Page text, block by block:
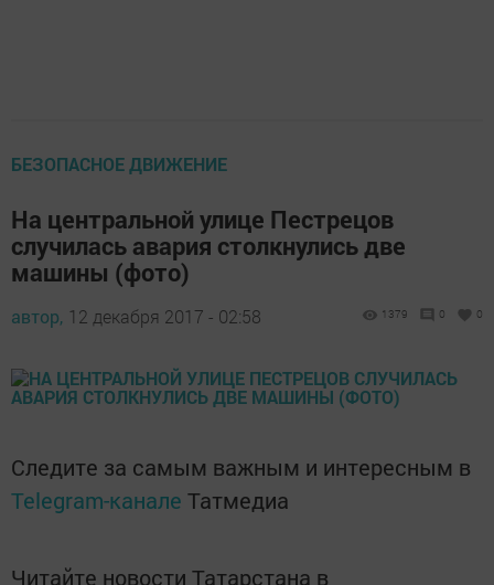
БЕЗОПАСНОЕ ДВИЖЕНИЕ
На центральной улице Пестрецов
случилась авария столкнулись две
машины (фото)
автор, 12 декабря 2017 - 02:58 1379 0 0
Следите за самым важным и интересным в
Telegram-канале Татмедиа
Читайте новости Татарстана в